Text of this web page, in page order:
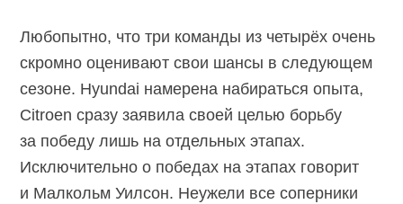
Любопытно, что три команды из четырёх очень
скромно оценивают свои шансы в следующем
сезоне. Hyundai намерена набираться опыта,
Citroen сразу заявила своей целью борьбу
за победу лишь на отдельных этапах.
Исключительно о победах на этапах говорит
и Малкольм Уилсон. Неужели все соперники